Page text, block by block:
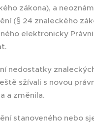
zákona), a
(§ 24 znaleckého
elektronicky
nedostatky
sžívali s novou
a změnila.
stanoveného nebo